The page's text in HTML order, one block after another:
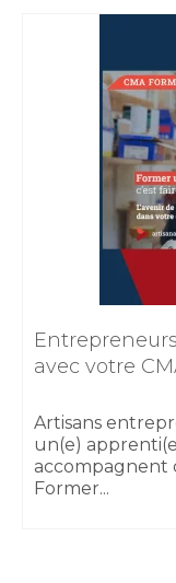
avec votre
Artisans
un(e)
accompagnent
Former...